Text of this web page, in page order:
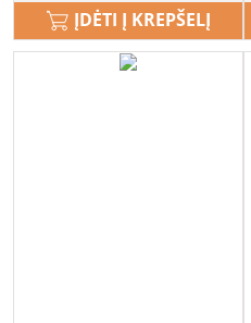
ĮDĖTI Į KREPŠELĮ